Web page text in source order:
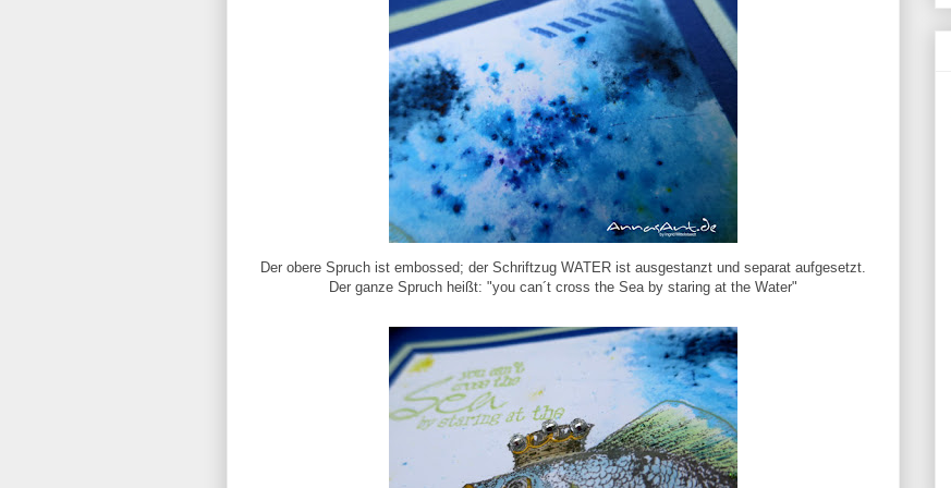
Der obere Spruch ist embossed; der Schriftzug WATER ist ausgestanzt und separat aufgesetzt.
Der ganze Spruch heißt: "you can´t cross the Sea by staring at the Water"